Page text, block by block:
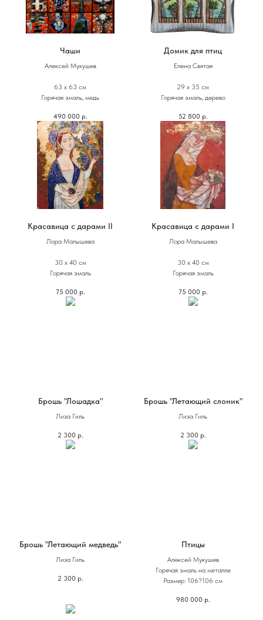
Чаши
Алексей Мукушев
63 х 63 см
Горячая эмаль, медь
490 000 р.
Домик для птиц
Елена Святая
29 х 35 см
Горячая эмаль, дерево
52 800 р.
Красавица с дарами II
Лора Малышева
30 х 40 см
Горячая эмаль
75 000 р.
Красавица с дарами I
Лора Малышева
30 х 40 см
Горячая эмаль
75 000 р.
Брошь "Лошадка"
Лиза Гиль
2 300 р.
Брошь "Летающий слоник"
Лиза Гиль
2 300 р.
Брошь "Летающий медведь"
Лиза Гиль
2 300 р.
Птицы
Алексей Мукушев
Горячая эмаль на металле
Размер: 106?106 см
980 000 р.